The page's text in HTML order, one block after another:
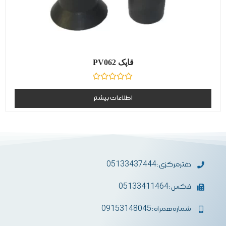
قاپک PV062
از
5
اطلاعات بیشتر
دفترمرکزی : 05133437444
فکس : 05133411464
شماره همراه : 09153148045